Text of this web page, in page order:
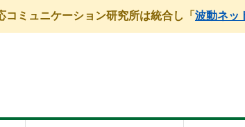
ミュニケーション研究所は統合し「 波動ネッ